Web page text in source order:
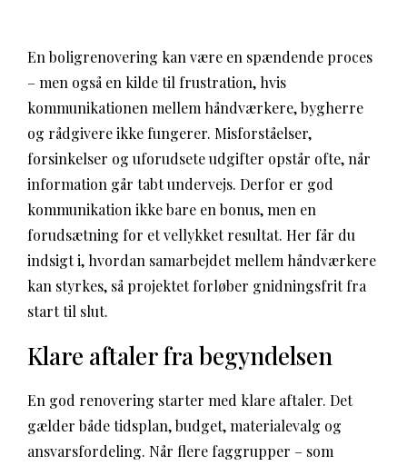
En boligrenovering kan være en spændende proces
– men også en kilde til frustration, hvis
kommunikationen mellem håndværkere, bygherre
og rådgivere ikke fungerer. Misforståelser,
forsinkelser og uforudsete udgifter opstår ofte, når
information går tabt undervejs. Derfor er god
kommunikation ikke bare en bonus, men en
forudsætning for et vellykket resultat. Her får du
indsigt i, hvordan samarbejdet mellem håndværkere
kan styrkes, så projektet forløber gnidningsfrit fra
start til slut.
Klare aftaler fra begyndelsen
En god renovering starter med klare aftaler. Det
gælder både tidsplan, budget, materialevalg og
ansvarsfordeling. Når flere faggrupper – som